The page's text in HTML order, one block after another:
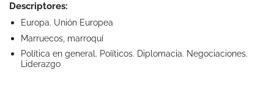
Descriptores:
Europa. Unión Europea
Marruecos, marroquí
Política en general. Poííticos. Diplomacia. Negociaciones.
Liderazgo